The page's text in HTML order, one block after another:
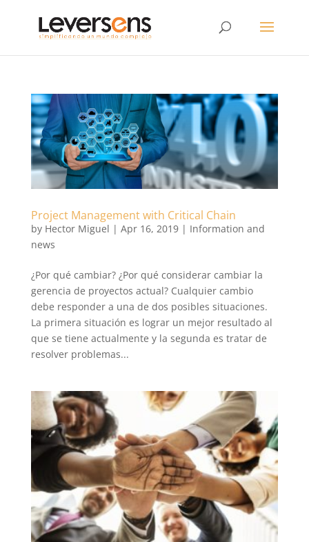
Project Management with Critical Chain
by Hector Miguel | Apr 16, 2019| Information and
news
¿Por qué cambiar? ¿Por qué considerar cambiar la
gerencia de proyectos actual? Cualquier cambio
debe responder a una de dos posibles situaciones.
La primera situación es lograr un mejor resultado al
que se tiene actualmente y la segunda es tratar de
resolver problemas...